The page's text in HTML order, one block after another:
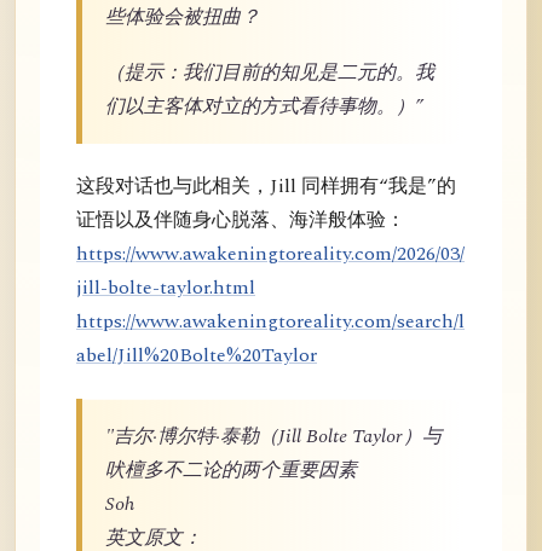
些体验会被扭曲？
（提示：我们目前的知见是二元的。我
们以主客体对立的方式看待事物。）”
这段对话也与此相关，Jill 同样拥有“我是”的
证悟以及伴随身心脱落、海洋般体验：
https://www.awakeningtoreality.com/2026/03/
jill-bolte-taylor.html
https://www.awakeningtoreality.com/search/l
abel/Jill%20Bolte%20Taylor
"吉尔·博尔特·泰勒（Jill Bolte Taylor）与
吠檀多不二论的两个重要因素
Soh
英文原文：